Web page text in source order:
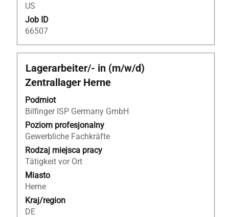
US
Job ID
66507
Tytuł
Lagerarbeiter/- in (m/w/d)
Zentrallager Herne
Podmiot
Bilfinger ISP Germany GmbH
Poziom profesjonalny
Gewerbliche Fachkräfte
Rodzaj miejsca pracy
Tätigkeit vor Ort
Miasto
Herne
Kraj/region
DE
Zaznacz
za
pomocą
spacji,
aby
wyświetlić
pełną
treść
danych
oferty
pracy.